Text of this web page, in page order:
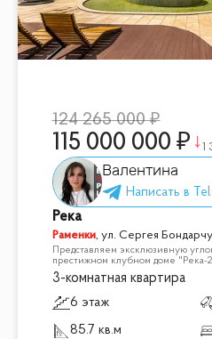
124 265 000
115 000 000 1
Валентина
Река
Раменки, ул. Сергея
Представляем эксклюзивную
престижном клубном доме "Река-
3-комнатная квартира
6 этаж
85.7 кв.м